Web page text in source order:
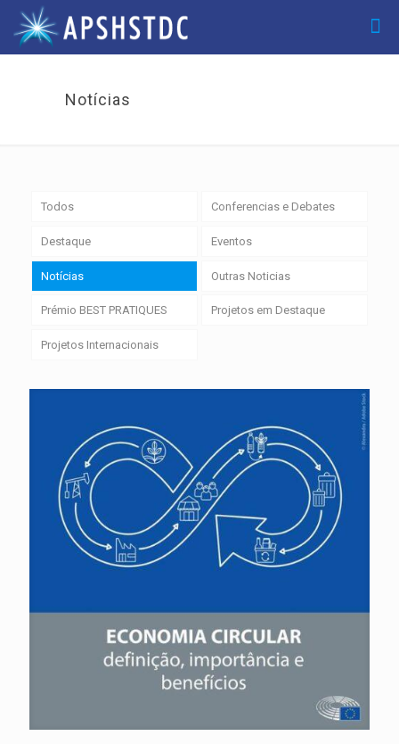
Notícias
Todos Conferencias e Debates
Destaque Eventos
Notícias Outras Noticias
Prémio BEST PRATIQUES Projetos em Destaque
Projetos Internacionais